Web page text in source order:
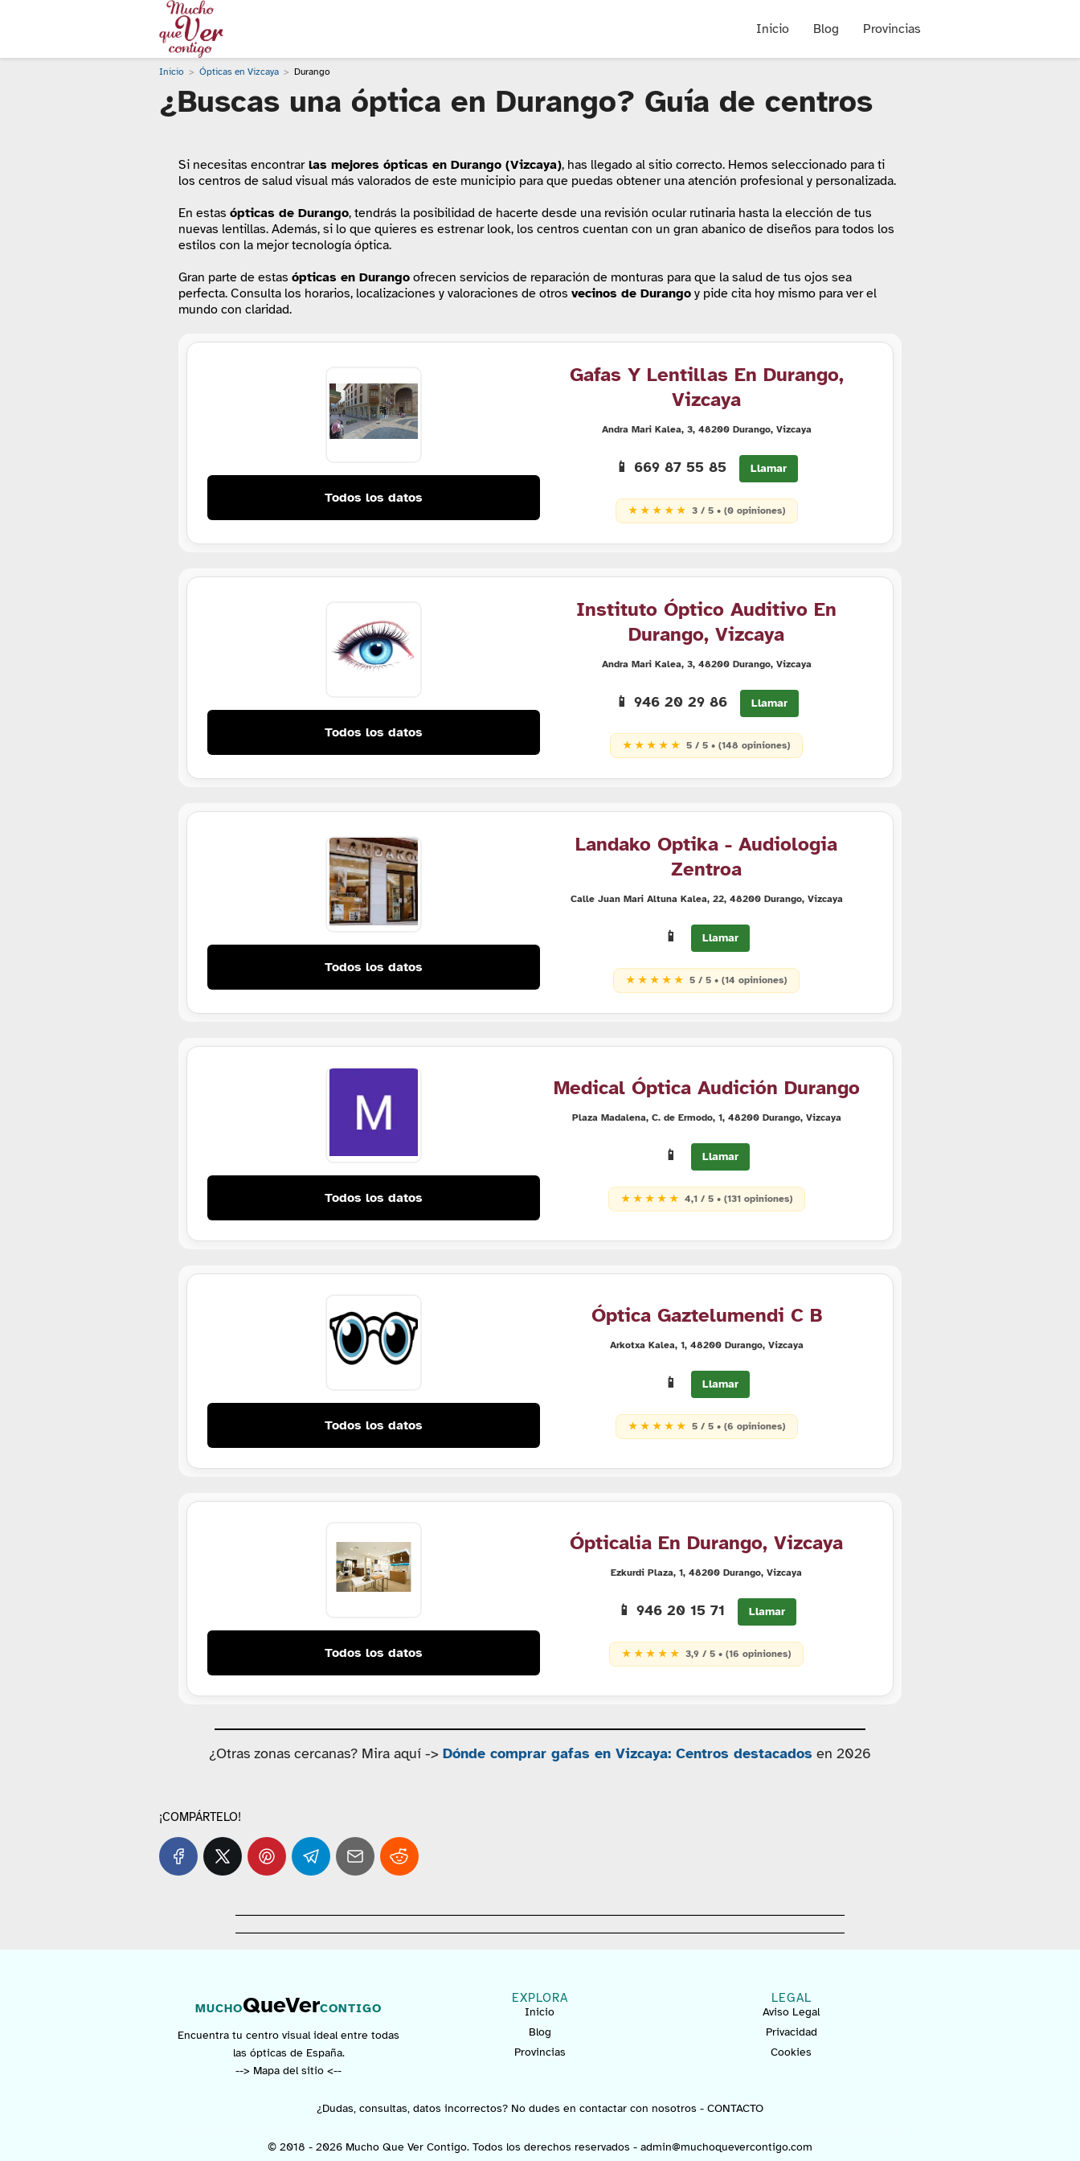
Inicio Blog Provincias
Inicio Ópticas en Vizcaya Durango
¿Buscas una óptica en Durango? Guía de centros
Si necesitas encontrarlas mejores ópticas en Durango (Vizcaya), has llegado al sitio correcto. Hemos seleccionado para ti
los centros de salud visual más valorados de este municipio para que puedas obtener una atención profesional y personalizada.
En estas ópticas de Durango, tendrás la posibilidad de hacerte desde una revisión ocular rutinaria hasta la elección de tus
nuevas lentillas. Además, si lo que quieres es estrenar look, los centros cuentan con un gran abanico de diseños para todos los
estilos con la mejor tecnología óptica.
Gran parte de estas ópticas en Durango ofrecen servicios de reparación de monturas para que la salud de tus ojos sea
perfecta. Consulta los horarios, localizaciones y valoraciones de otros vecinos de Durango y pide cita hoy mismo para ver el
mundo con claridad.
Todos los datos
Gafas Y Lentillas En Durango,
Vizcaya
Andra Mari Kalea, 3, 48200 Durango, Vizcaya
📱 669 87 55 85 Llamar
★ ★ ★ ★ ★ 3 / 5 • (0 opiniones)
Todos los datos
Instituto Óptico Auditivo En
Durango, Vizcaya
Andra Mari Kalea, 3, 48200 Durango, Vizcaya
📱 946 20 29 86 Llamar
★ ★ ★ ★ ★ 5 / 5 • (148 opiniones)
Todos los datos
Landako Optika - Audiologia
Zentroa
Calle Juan Mari Altuna Kalea, 22, 48200 Durango, Vizcaya
📱 Llamar
★ ★ ★ ★ ★ 5 / 5 • (14 opiniones)
Todos los datos
Medical Óptica Audición Durango
Plaza Madalena, C. de Ermodo, 1, 48200 Durango, Vizcaya
📱 Llamar
★ ★ ★ ★ ★ 4,1 / 5 • (131 opiniones)
Todos los datos
Óptica Gaztelumendi C B
Arkotxa Kalea, 1, 48200 Durango, Vizcaya
📱 Llamar
★ ★ ★ ★ ★ 5 / 5 • (6 opiniones)
Todos los datos
Ópticalia En Durango, Vizcaya
Ezkurdi Plaza, 1, 48200 Durango, Vizcaya
📱 946 20 15 71 Llamar
★ ★ ★ ★ ★ 3,9 / 5 • (16 opiniones)
¿Otras zonas cercanas? Mira aquí -> Dónde comprar gafas en Vizcaya: Centros destacados en 2026
¡COMPÁRTELO!
MUCHOQueVerCONTIGO
Encuentra tu centro visual ideal entre todas
las ópticas de España.
--> Mapa del sitio <--
EXPLORA
Inicio
Blog
Provincias
LEGAL
Aviso Legal
Privacidad
Cookies
¿Dudas, consultas, datos incorrectos? No dudes en contactar con nosotros - CONTACTO
© 2018 - 2026 Mucho Que Ver Contigo. Todos los derechos reservados - admin@muchoquevercontigo.com